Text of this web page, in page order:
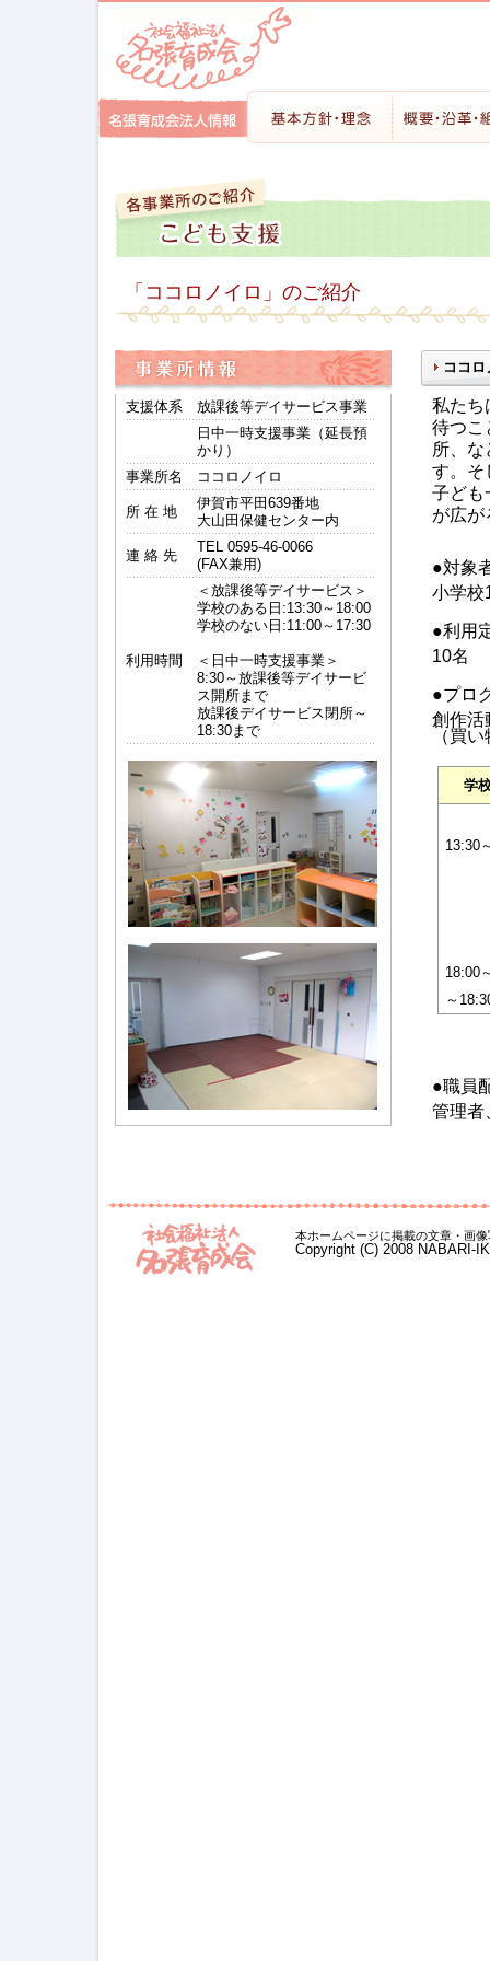
「ココロノイロ」のご紹介
支援体系
放課後等デイサービス事業
日中一時支援事業（延長預
かり）
事業所名
ココロノイロ
所 在 地
伊賀市平田639番地
大山田保健センター内
連 絡 先
TEL 0595-46-0066
(FAX兼用)
利用時間
＜放課後等デイサービス＞
学校のある日:13:30～18:00
学校のない日:11:00～17:30
＜日中一時支援事業＞
8:30～放課後等デイサービ
ス開所まで
放課後デイサービス閉所～
18:30まで
ココ
私たち
待つこ
所、
す。そ
子ども
が広が
●対象
小学校
●利用
10名
●プロ
創作活
（買
学
13:30
18:00
～
●職員
管理者
本ホームページに掲載の文章・画
Copyright (C) 2008 NABARI-